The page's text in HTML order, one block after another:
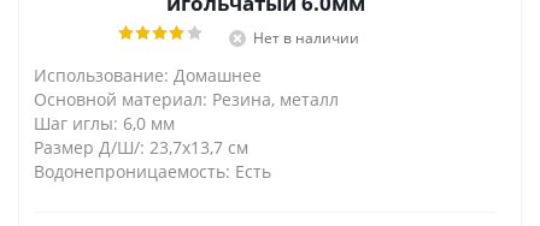
Нет в наличии
Использование: Домашнее
Основной материал: Резина, металл
Шаг иглы: 6,0 мм
Размер Д/Ш/: 23,7х13,7 см
Водонепроницаемость: Есть